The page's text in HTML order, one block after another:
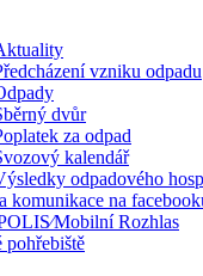
vzniku odpadu
dvůr
za odpad
kalendář
odpadového
komunikace na
Rozhlas
pohřebiště